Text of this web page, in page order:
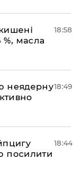
масла
18:58
неядерну18:49
посилити
18:44